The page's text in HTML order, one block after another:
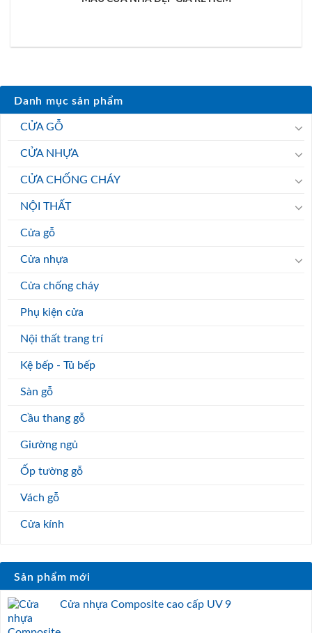
Danh mục sản phẩm
CỬA GỖ
CỬA NHỰA
CỬA CHỐNG CHÁY
NỘI THẤT
Cửa gỗ
Cửa nhựa
Cửa chống cháy
Phụ kiện cửa
Nội thất trang trí
Kệ bếp - Tủ bếp
Sàn gỗ
Cầu thang gỗ
Giường ngủ
Ốp tường gỗ
Vách gỗ
Cửa kính
Sản phẩm mới
Cửa nhựa Composite cao cấp UV 9